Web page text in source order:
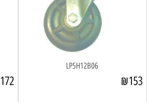
LP5H12B06
₪153
172